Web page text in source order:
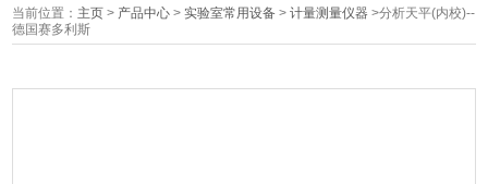
当前位置： 主页 > 产品中心 >实验室常用设备 >计量测量仪器 >分析天平(内校)--
德国赛多利斯